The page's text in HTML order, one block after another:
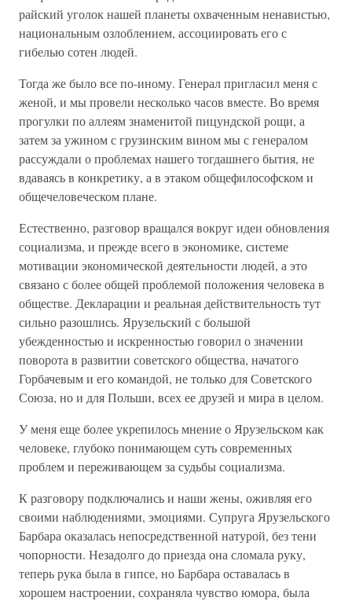
райский уголок нашей планеты охваченным ненавистью,
национальным озлоблением, ассоциировать его с
гибелью сотен людей.
Тогда же было все по-иному. Генерал пригласил меня с
женой, и мы провели несколько часов вместе. Во время
прогулки по аллеям знаменитой пицундской рощи, а
затем за ужином с грузинским вином мы с генералом
рассуждали о проблемах нашего тогдашнего бытия, не
вдаваясь в конкретику, а в этаком общефилософском и
общечеловеческом плане.
Естественно, разговор вращался вокруг идеи обновления
социализма, и прежде всего в экономике, системе
мотивации экономической деятельности людей, а это
связано с более общей проблемой положения человека в
обществе. Декларации и реальная действительность тут
сильно разошлись. Ярузельский с большой
убежденностью и искренностью говорил о значении
поворота в развитии советского общества, начатого
Горбачевым и его командой, не только для Советского
Союза, но и для Польши, всех ее друзей и мира в целом.
У меня еще более укрепилось мнение о Ярузельском как
человеке, глубоко понимающем суть современных
проблем и переживающем за судьбы социализма.
К разговору подключались и наши жены, оживляя его
своими наблюдениями, эмоциями. Супруга Ярузельского
Барбара оказалась непосредственной натурой, без тени
чопорности. Незадолго до приезда она сломала руку,
теперь рука была в гипсе, но Барбара оставалась в
хорошем настроении, сохраняла чувство юмора, была